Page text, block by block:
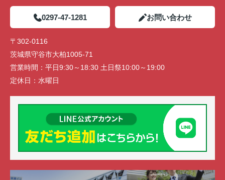
0297-47-1281 お問い合わせ
〒302-0116
茨城県守谷市大柏1005-71
営業時間： 平日9:30～18:30 土日祭10:00～19:00
定休日： 水曜日